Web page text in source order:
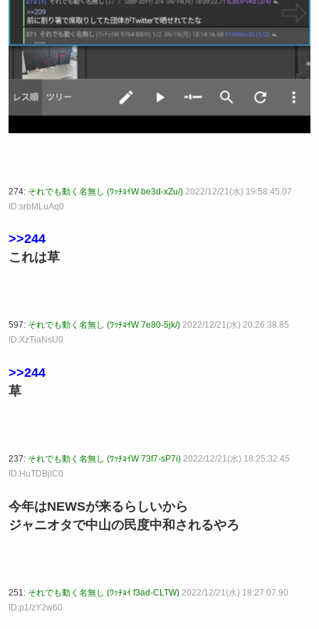
274: それでも動く名無し (ﾜｯﾁｮｲW be3d-xZu/) 2022/12/21(水) 19:58:45.07
ID:srbMLuAq0
>>244
これは草
597: それでも動く名無し (ﾜｯﾁｮｲW 7e80-5jk/) 2022/12/21(水) 20:26:38.85
ID:XzTiaNsU0
>>244
草
237: それでも動く名無し (ﾜｯﾁｮｲW 73f7-sP7i) 2022/12/21(水) 18:25:32.45
ID:HuTDBjlC0
今年はNEWSが来るらしいから
ジャニオタで中山の民度中和されるやろ
251: それでも動く名無し (ﾜｯﾁｮｲ f3ad-CLTW) 2022/12/21(水) 18:27:07.90
ID:p1/zY2w60